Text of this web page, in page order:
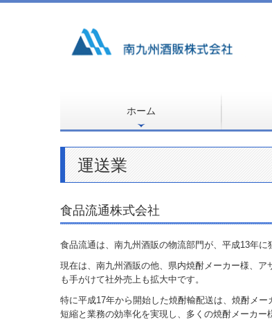
ホーム
ご挨拶
概要・
事業所
採用情報
先輩社
一般事
運送業
食品流通株式会社
食品流通は、南九州酒販の物流部門が、平成13年に
現在は、南九州酒販の他、県内焼酎メーカー様、ア
も手がけて社外売上も拡大中です。
特に平成17年から開始した焼酎輸配送は、焼酎メ
短縮と業務の効率化を実現し、多くの焼酎メーカー